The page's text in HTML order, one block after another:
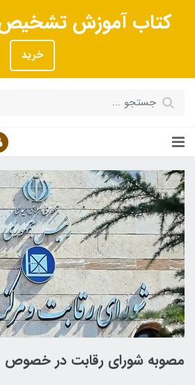
کتاب آموزش
خرید
مصوبه شورای رقابت در خصوص